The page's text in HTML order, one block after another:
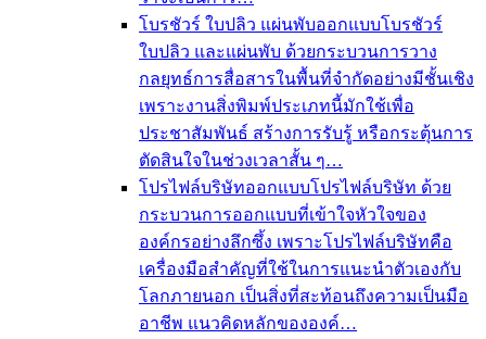
โบรชัวร์ ใบปลิว แผ่นพับออกแบบโบรชัวร์
ใบปลิว และแผ่นพับ ด้วยกระบวนการวาง
กลยุทธ์การสื่อสารในพื้นที่จำกัดอย่างมีชั้นเชิง
เพราะงานสิ่งพิมพ์ประเภทนี้มักใช้เพื่อ
ประชาสัมพันธ์ สร้างการรับรู้ หรือกระตุ้นการ
ตัดสินใจในช่วงเวลาสั้น ๆ…
โปรไฟล์บริษัทออกแบบโปรไฟล์บริษัท ด้วย
กระบวนการออกแบบที่เข้าใจหัวใจของ
องค์กรอย่างลึกซึ้ง เพราะโปรไฟล์บริษัทคือ
เครื่องมือสำคัญที่ใช้ในการแนะนำตัวเองกับ
โลกภายนอก เป็นสิ่งที่สะท้อนถึงความเป็นมือ
อาชีพ แนวคิดหลักขององค์…